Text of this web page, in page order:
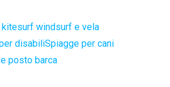
windsurf e vela
disabiliSpiagge per cani
posto barca